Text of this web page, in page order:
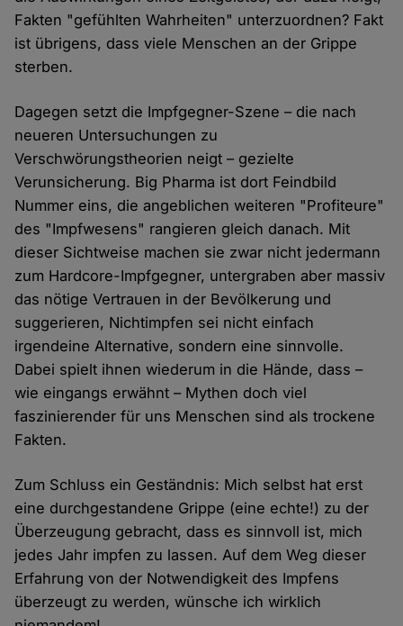
Fakten "gefühlten Wahrheiten" unterzuordnen? Fakt
ist übrigens, dass viele Menschen an der Grippe
sterben.
Dagegen setzt die Impfgegner-Szene – die nach
neueren Untersuchungen zu
Verschwörungstheorien neigt – gezielte
Verunsicherung. Big Pharma ist dort Feindbild
Nummer eins, die angeblichen weiteren "Profiteure"
des "Impfwesens" rangieren gleich danach. Mit
dieser Sichtweise machen sie zwar nicht jedermann
zum Hardcore-Impfgegner, untergraben aber massiv
das nötige Vertrauen in der Bevölkerung und
suggerieren, Nichtimpfen sei nicht einfach
irgendeine Alternative, sondern eine sinnvolle.
Dabei spielt ihnen wiederum in die Hände, dass –
wie eingangs erwähnt – Mythen doch viel
faszinierender für uns Menschen sind als trockene
Fakten.
Zum Schluss ein Geständnis: Mich selbst hat erst
eine durchgestandene Grippe (eine echte!) zu der
Überzeugung gebracht, dass es sinnvoll ist, mich
jedes Jahr impfen zu lassen. Auf dem Weg dieser
Erfahrung von der Notwendigkeit des Impfens
überzeugt zu werden, wünsche ich wirklich